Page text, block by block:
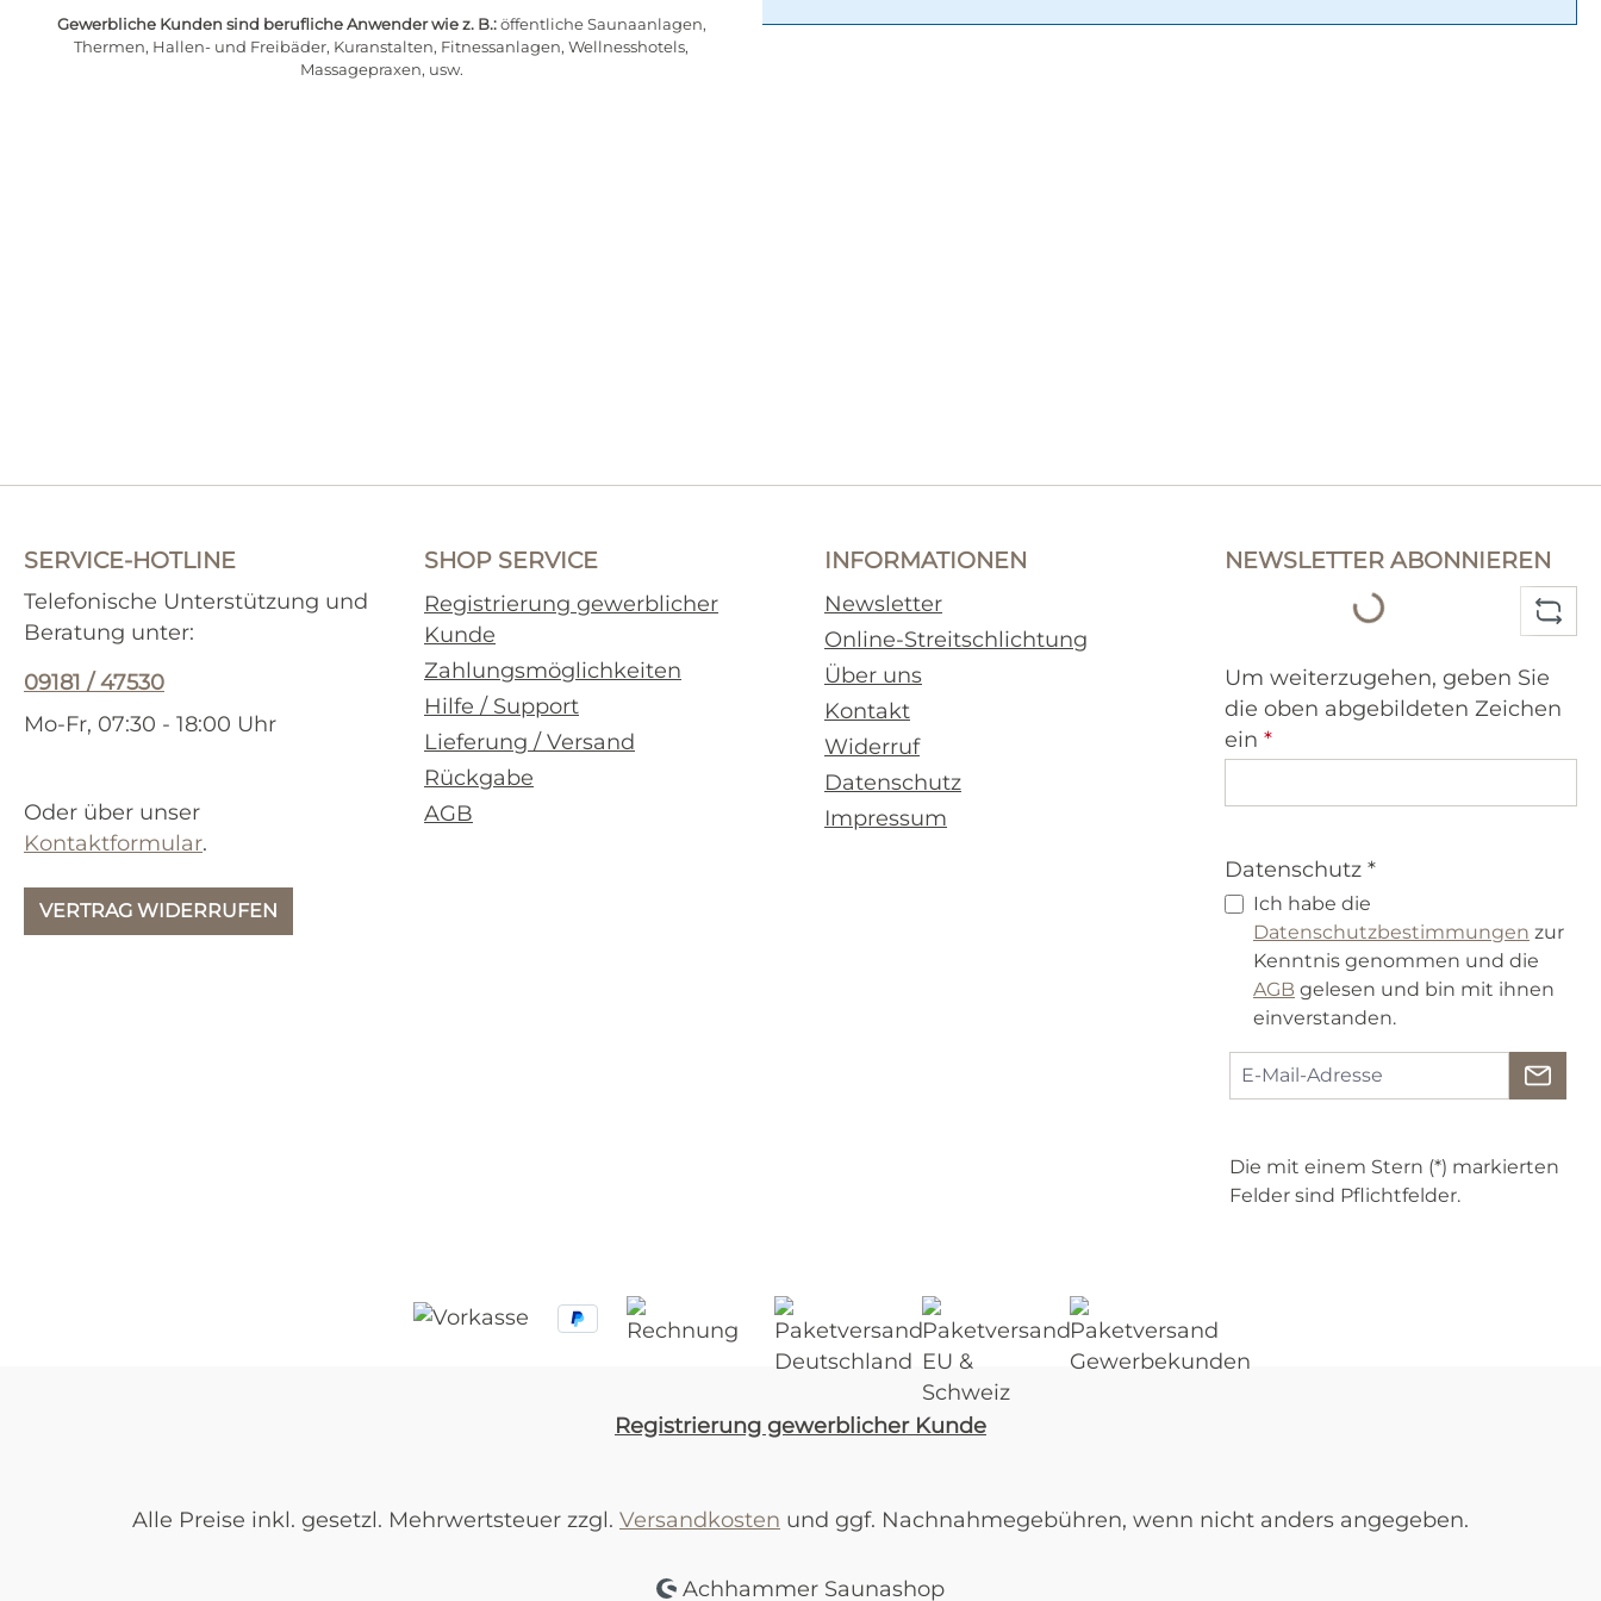
Gewerbliche Kunden sind berufliche Anwender wie z. B.:öffentliche Saunaanlagen,
Thermen, Hallen- und Freibäder, Kuranstalten, Fitnessanlagen, Wellnesshotels,
Massagepraxen, usw.
SERVICE-HOTLINE
Telefonische Unterstützung und
Beratung unter:
09181 / 47530
Mo-Fr, 07:30 - 18:00 Uhr
Oder über unser
Kontaktformular.
VERTRAG WIDERRUFEN
SHOP SERVICE
Registrierung gewerblicher
Kunde
Zahlungsmöglichkeiten
Hilfe / Support
Lieferung / Versand
Rückgabe
AGB
INFORMATIONEN
Newsletter
Online-Streitschlichtung
Über uns
Kontakt
Widerruf
Datenschutz
Impressum
NEWSLETTER ABONNIEREN
Loading...
Um weiterzugehen, geben Sie
die oben abgebildeten Zeichen
ein *
Datenschutz *
Ich habe die
Datenschutzbestimmungen zur
Kenntnis genommen und die
AGB gelesen und bin mit ihnen
einverstanden.
Die mit einem Stern (*) markierten
Felder sind Pflichtfelder.
Registrierung gewerblicher Kunde
Alle Preise inkl. gesetzl. Mehrwertsteuer zzgl. Versandkosten und ggf. Nachnahmegebühren, wenn nicht anders angegeben.
Achhammer Saunashop